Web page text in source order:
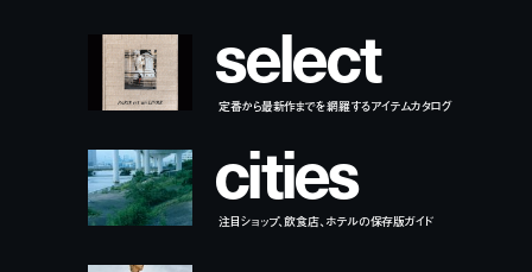
select
定番から最新作までを網羅するアイテムカタログ
cities
注目ショップ、飲食店、ホテルの保存版ガイド